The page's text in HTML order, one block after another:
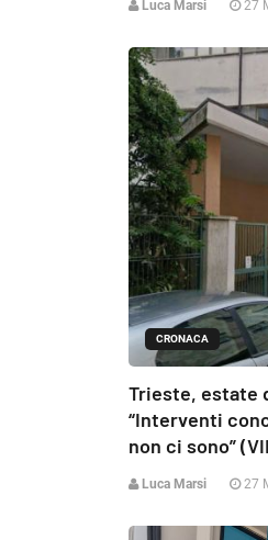
Luca Marsi 27
CRONACA
Trieste, estate
“Interventi
non ci sono”
Luca Marsi 27